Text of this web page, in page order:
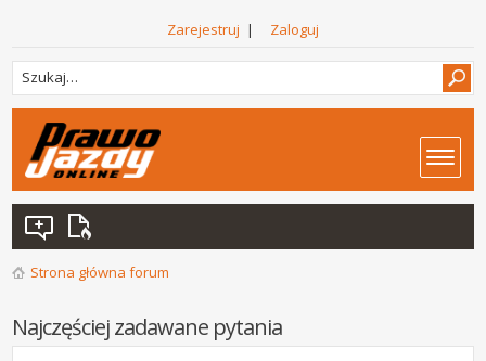
Zarejestruj | Zaloguj
Strona główna forum
Najczęściej zadawane pytania